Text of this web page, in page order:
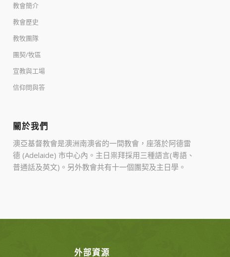
教會簡介
教會歷史
教牧團隊
團契/牧區
宣教與工場
信仰問與答
關於我們
澳亞基督教會是澳洲南澳省的一間教會，座落於阿德雷
德 (Adelaide) 市中心內。主日祟拜採用三種語言(粵語、
普通話及英文)。另外教會共有十一個團契及主日學。
外部資源